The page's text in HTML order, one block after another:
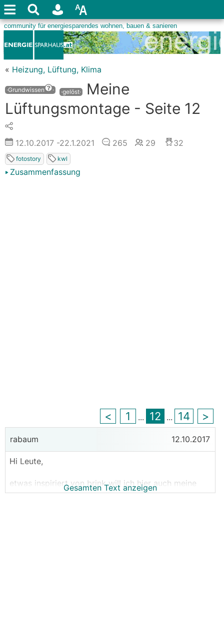
« Heizung, Lüftung, Klima
·Grundwissen · ·gelöst·
Meine
Lüftungsmontage - Seite 12
12.10.2017 -22.1.2021 265 29 32
fotostory kwl
Zusammenfassung
< 1 ... 12 ... 14 >
rabaum 12.10.2017
Hi Leute,
etwas inspiriert von brink will ich hier auch meine
Erfahrungen im Zuge der Lüftungsmontage
Gesamten Text anzeigen